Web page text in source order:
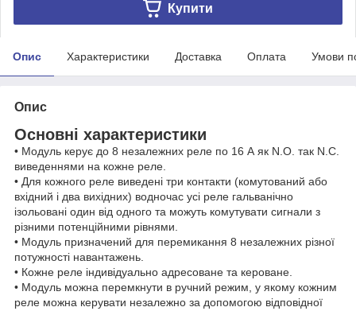
Купити
Опис Характеристики Доставка Оплата Умови
Опис
Основні характеристики
• Модуль керує до 8 незалежних реле по 16 А як N.O. так N.C.
виведеннями на кожне реле.
• Для кожного реле виведені три контакти (комутований або
вхідний і два вихідних) водночас усі реле гальванічно
ізольовані один від одного та можуть комутувати сигнали з
різними потенційними рівнями.
• Модуль призначений для перемикання 8 незалежних різної
потужності навантажень.
• Кожне реле індивідуально адресоване та кероване.
• Модуль можна перемкнути в ручний режим, у якому кожним
реле можна керувати незалежно за допомогою відповідної